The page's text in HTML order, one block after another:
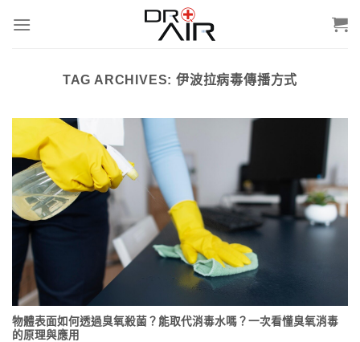
TAG ARCHIVES: 伊波拉病毒傳播方式
物體表面如何透過臭氧殺菌？能取代消毒水嗎？一次看懂臭氧消毒
的原理與應用